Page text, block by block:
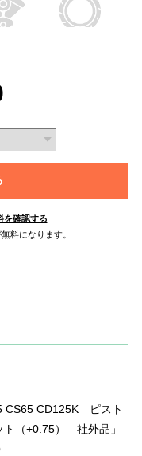
を確認する
料になります。
CS65 CD125K ピスト
ト（+0.75） 社外品」